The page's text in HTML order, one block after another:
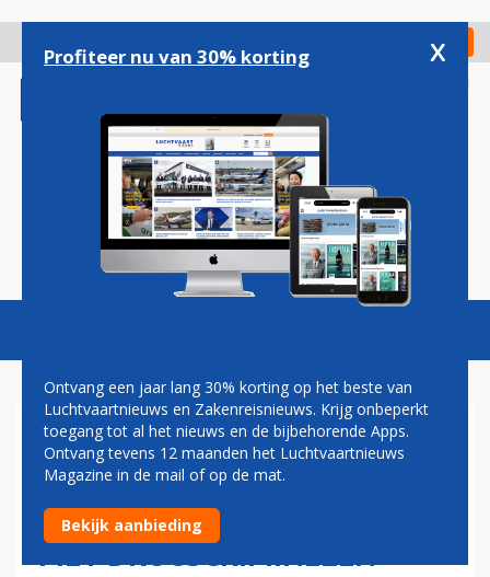
gaan
Check in
Magazine Podcasts Vacatures
VRACHTMEDEWERKER
AANGEHOUDEN OP
SCHIPHOL OM DELEN DATA
MET DRUGSCRIMINELEN
Profiteer nu van 30% korting x
Ontvang een jaar lang 30% korting op het beste van
Luchtvaartnieuws en Zakenreisnieuws. Krijg onbeperkt
toegang tot al het nieuws en de bijbehorende Apps.
Ontvang tevens 12 maanden het Luchtvaartnieuws
Magazine in de mail of op de mat.
Bekijk aanbieding